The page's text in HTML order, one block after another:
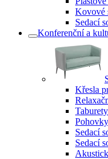
Kovové
Sedací
Konferenční a
Křesla
Sedací
Sedací